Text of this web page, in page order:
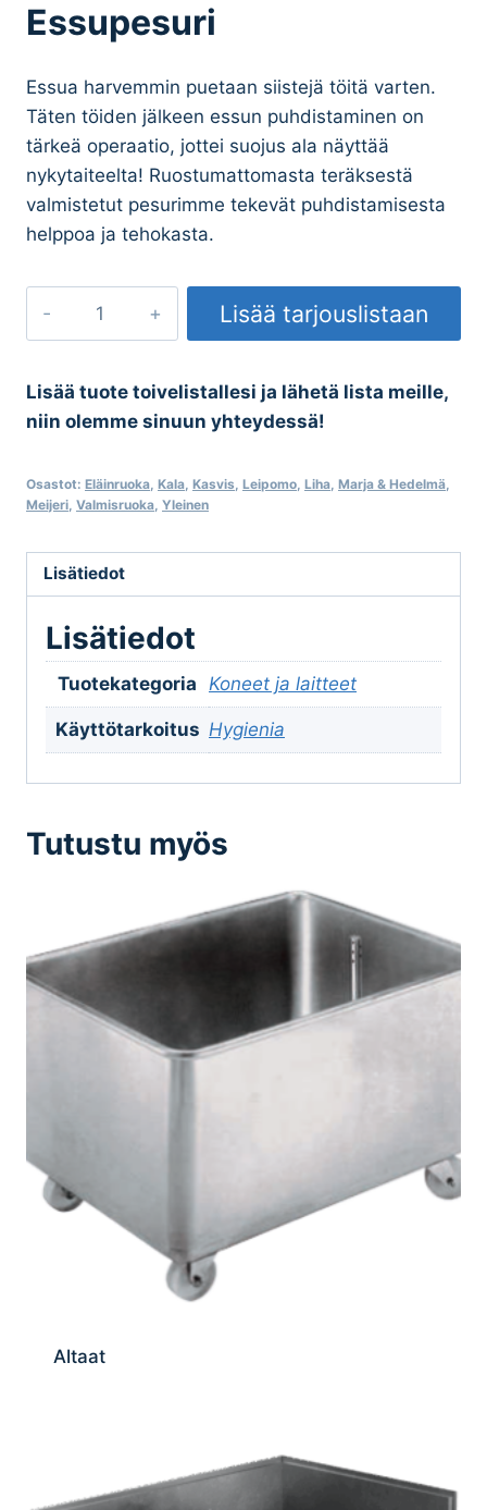
Essupesuri
Essua harvemmin puetaan siistejä töitä varten.
Täten töiden jälkeen essun puhdistaminen on
tärkeä operaatio, jottei suojus ala näyttää
nykytaiteelta! Ruostumattomasta teräksestä
valmistetut pesurimme tekevät puhdistamisesta
helppoa ja tehokasta.
Lisää tarjouslistaan
Lisää tuote toivelistallesi ja lähetä lista meille,
niin olemme sinuun yhteydessä!
Osastot: Eläinruoka Kala Kasvis Leipomo Liha Marja & Hedelmä
Meijeri Valmisruoka Yleinen
Lisätiedot
Lisätiedot
Tuotekategoria Koneet ja laitteet
Käyttötarkoitus Hygienia
Tutustu myös
Altaat